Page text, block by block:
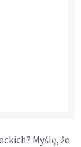
Myślę, że